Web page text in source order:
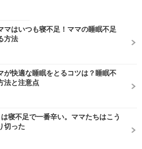
マはいつも寝不足！ママの睡眠不足
方法
が快適な睡眠をとるコツは？睡眠不
法と注意点
寝不足で一番辛い。ママたちはこう
切った